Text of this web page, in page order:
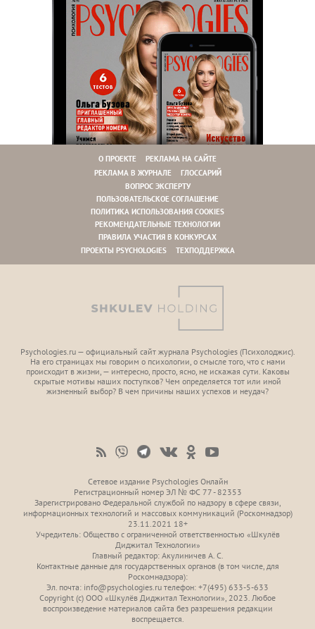
О ПРОЕКТЕ
РЕКЛАМА НА САЙТЕ
РЕКЛАМА В ЖУРНАЛЕ
ГЛОССАРИЙ
ВОПРОС ЭКСПЕРТУ
ПОЛЬЗОВАТЕЛЬСКОЕ СОГЛАШЕНИЕ
ПОЛИТИКА ИСПОЛЬЗОВАНИЯ COOKIES
РЕКОМЕНДАТЕЛЬНЫЕ ТЕХНОЛОГИИ
ПРАВИЛА УЧАСТИЯ В КОНКУРСАХ
ПРОЕКТЫ PSYCHOLOGIES
ТЕХПОДДЕРЖКА
Psychologies.ru — официальный сайт журнала Psychologies (Психoлоджиc).
На его страницах мы говорим о психологии, о смысле того, что с нами
происходит в жизни, — интересно, просто, ясно, не искажая сути. Каковы
скрытые мотивы наших поступков? Чем определяется тот или иной
жизненный выбор? В чем причины наших успехов и неудач?
Сетевое издание Psychologies Онлайн
Регистрационный номер ЭЛ № ФС 77 - 82353
Зарегистрировано Федеральной службой по надзору в сфере связи,
информационных технологий и массовых коммуникаций (Роскомнадзор)
23.11.2021 18+
Учредитель: Общество с ограниченной ответственностью «Шкулёв
Диджитал Технологии»
Главный редактор: Акулиничев А. С.
Контактные данные для государственных органов (в том числе, для
Роскомнадзора):
Эл. почта: info@psychologies.ru телефон: +7(495) 633-5-633
Copyright (с) ООО «Шкулёв Диджитал Технологии», 2023. Любое
воспроизведение материалов сайта без разрешения редакции
воспрещается.